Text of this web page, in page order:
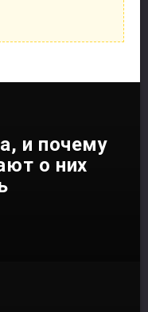
и почему
о них